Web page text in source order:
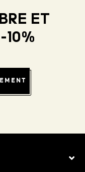
ET
10%